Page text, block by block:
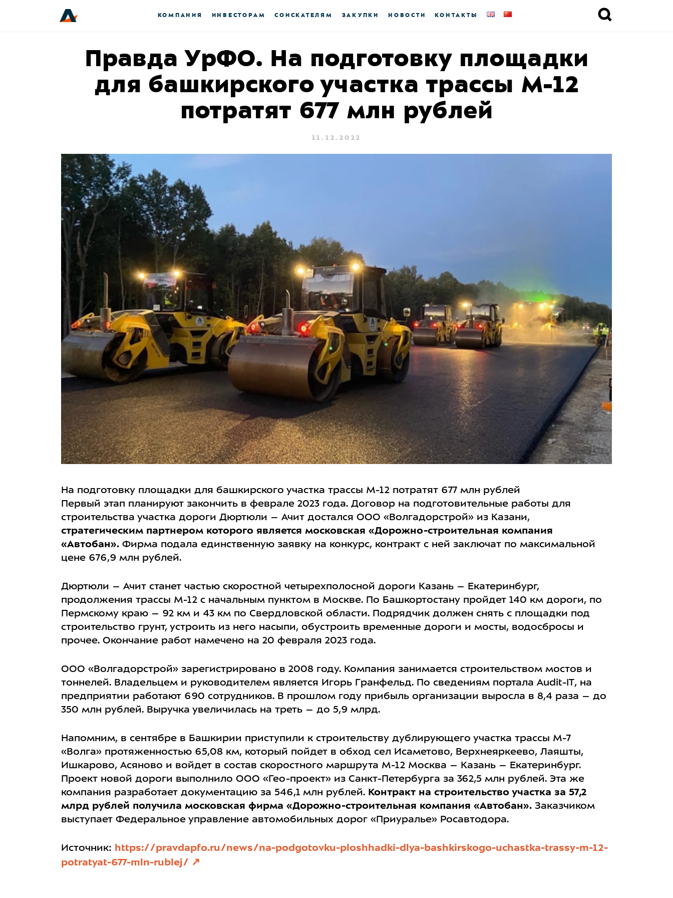
КОМПАНИЯ ИНВЕСТОРАМ СОИСКАТЕЛЯМ ЗАКУПКИ НОВОСТИ КОНТАКТЫ
Правда УрФО. На подготовку площадки
для башкирского участка трассы М-12
потратят 677 млн рублей
11.12.2022
На подготовку площадки для башкирского участка трассы М-12 потратят 677 млн рублей
Первый этап планируют закончить в феврале 2023 года. Договор на подготовительные работы для
строительства участка дороги Дюртюли – Ачит достался ООО «Волгадорстрой» из Казани,
стратегическим партнером которого является московская «Дорожно-строительная компания
«Автобан». Фирма подала единственную заявку на конкурс, контракт с ней заключат по максимальной
цене 676,9 млн рублей.
Дюртюли – Ачит станет частью скоростной четырехполосной дороги Казань – Екатеринбург,
продолжения трассы М-12 с начальным пунктом в Москве. По Башкортостану пройдет 140 км дороги, по
Пермскому краю – 92 км и 43 км по Свердловской области. Подрядчик должен снять с площадки под
строительство грунт, устроить из него насыпи, обустроить временные дороги и мосты, водосбросы и
прочее. Окончание работ намечено на 20 февраля 2023 года.
ООО «Волгадорстрой» зарегистрировано в 2008 году. Компания занимается строительством мостов и
тоннелей. Владельцем и руководителем является Игорь Гранфельд. По сведениям портала Audit-IT, на
предприятии работают 690 сотрудников. В прошлом году прибыль организации выросла в 8,4 раза – до
350 млн рублей. Выручка увеличилась на треть – до 5,9 млрд.
Напомним, в сентябре в Башкирии приступили к строительству дублирующего участка трассы М-7
«Волга» протяженностью 65,08 км, который пойдет в обход сел Исаметово, Верхнеяркеево, Лаяшты,
Ишкарово, Асяново и войдет в состав скоростного маршрута М-12 Москва – Казань – Екатеринбург.
Проект новой дороги выполнило ООО «Гео-проект» из Санкт-Петербурга за 362,5 млн рублей. Эта же
компания разработает документацию за 546,1 млн рублей. Контракт на строительство участка за 57,2
млрд рублей получила московская фирма «Дорожно-строительная компания «Автобан». Заказчиком
выступает Федеральное управление автомобильных дорог «Приуралье» Росавтодора.
Источник: https://pravdapfo.ru/news/na-podgotovku-ploshhadki-dlya-bashkirskogo-uchastka-trassy-m-12-
potratyat-677-mln-rublej/